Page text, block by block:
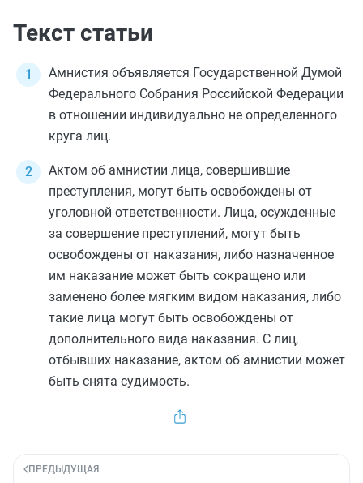
Текст статьи
Амнистия объявляется Государственной Думой
Федерального Собрания Российской Федерации
в отношении индивидуально не определенного
круга лиц.
Актом об амнистии лица, совершившие
преступления, могут быть освобождены от
уголовной ответственности. Лица, осужденные
за совершение преступлений, могут быть
освобождены от наказания, либо назначенное
им наказание может быть сокращено или
заменено более мягким видом наказания, либо
такие лица могут быть освобождены от
дополнительного вида наказания. С лиц,
отбывших наказание, актом об амнистии может
быть снята судимость.
ПРЕДЫДУЩАЯ